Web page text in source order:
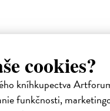
cookies?
kníhkupectva
funkčnosti,
s
na sklade